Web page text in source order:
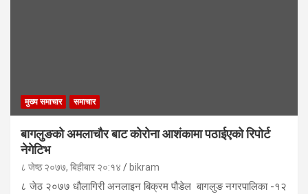
मुख्य समाचार समाचार
बागलुङको अमलाचौर बाट कोरोना आशंकामा पठाईएको रिपोर्ट
नेगेटिभ
८ जेष्ठ २०७७, बिहीबार २०:१४ bikram
८ जेठ २०७७ धौलागिरी अनलाइन बिक्रम पौडेल बागलुङ नगरपालिका -१२